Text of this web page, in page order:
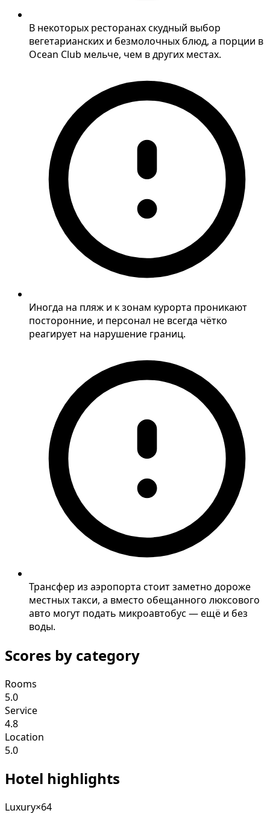
В некоторых ресторанах скудный выбор
вегетарианских и безмолочных блюд, а порции в
Ocean Club мельче, чем в других местах.
Иногда на пляж и к зонам курорта проникают
посторонние, и персонал не всегда чётко
реагирует на нарушение границ.
Трансфер из аэропорта стоит заметно дороже
местных такси, а вместо обещанного люксового
авто могут подать микроавтобус — ещё и без
воды.
Scores by category
Rooms
5.0
Service
4.8
Location
5.0
Hotel highlights
Luxury×64